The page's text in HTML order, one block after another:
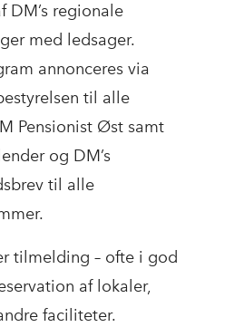
DM’s regionale
med ledsager.
annonceres via
til alle
Pensionist Øst samt
og DM’s
til alle
tilmelding – ofte i god
af lokaler,
faciliteter.